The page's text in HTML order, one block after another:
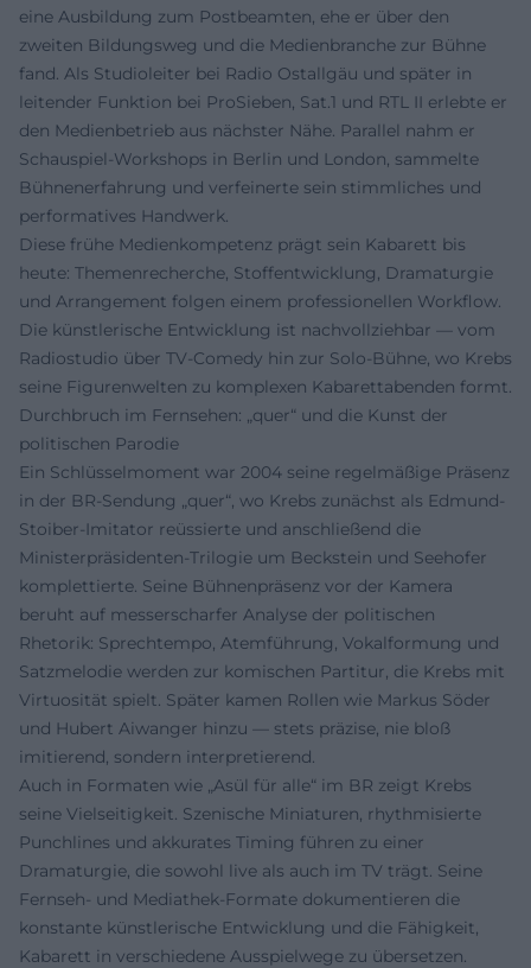
eine Ausbildung zum Postbeamten, ehe er über den
zweiten Bildungsweg und die Medienbranche zur Bühne
fand. Als Studioleiter bei Radio Ostallgäu und später in
leitender Funktion bei ProSieben, Sat.1 und RTL II erlebte er
den Medienbetrieb aus nächster Nähe. Parallel nahm er
Schauspiel-Workshops in Berlin und London, sammelte
Bühnenerfahrung und verfeinerte sein stimmliches und
performatives Handwerk.
Diese frühe Medienkompetenz prägt sein Kabarett bis
heute: Themenrecherche, Stoffentwicklung, Dramaturgie
und Arrangement folgen einem professionellen Workflow.
Die künstlerische Entwicklung ist nachvollziehbar — vom
Radiostudio über TV-Comedy hin zur Solo-Bühne, wo Krebs
seine Figurenwelten zu komplexen Kabarettabenden formt.
Durchbruch im Fernsehen: „quer“ und die Kunst der
politischen Parodie
Ein Schlüsselmoment war 2004 seine regelmäßige Präsenz
in der BR-Sendung „quer“, wo Krebs zunächst als Edmund-
Stoiber-Imitator reüssierte und anschließend die
Ministerpräsidenten-Trilogie um Beckstein und Seehofer
komplettierte. Seine Bühnenpräsenz vor der Kamera
beruht auf messerscharfer Analyse der politischen
Rhetorik: Sprechtempo, Atemführung, Vokalformung und
Satzmelodie werden zur komischen Partitur, die Krebs mit
Virtuosität spielt. Später kamen Rollen wie Markus Söder
und Hubert Aiwanger hinzu — stets präzise, nie bloß
imitierend, sondern interpretierend.
Auch in Formaten wie „Asül für alle“ im BR zeigt Krebs
seine Vielseitigkeit. Szenische Miniaturen, rhythmisierte
Punchlines und akkurates Timing führen zu einer
Dramaturgie, die sowohl live als auch im TV trägt. Seine
Fernseh- und Mediathek-Formate dokumentieren die
konstante künstlerische Entwicklung und die Fähigkeit,
Kabarett in verschiedene Ausspielwege zu übersetzen.